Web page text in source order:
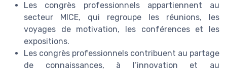
Les congrès professionnels appartiennent au
secteur MICE, qui regroupe les réunions, les
voyages de motivation, les conférences et les
expositions.
Les congrès professionnels contribuent au partage
de connaissances, à l’innovation et au